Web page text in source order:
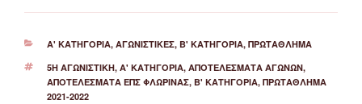
ΚΑΤΗΓΟΡΊΕΣ
Α' ΚΑΤΗΓΟΡΊΑ, ΑΓΩΝΙΣΤΙΚΈΣ, Β' ΚΑΤΗΓΟΡΊΑ, ΠΡΩΤΆΘΛΗΜΑ
ΕΤΙΚΈΤΕΣ
5Η ΑΓΩΝΙΣΤΙΚΉ, Α' ΚΑΤΗΓΟΡΙΑ, ΑΠΟΤΕΛΈΣΜΑΤΑ ΑΓΏΝΩΝ,
ΑΠΟΤΕΛΈΣΜΑΤΑ ΕΠΣ ΦΛΏΡΙΝΑΣ, Β' ΚΑΤΗΓΟΡΙΑ, ΠΡΩΤΆΘΛΗΜΑ
2021-2022